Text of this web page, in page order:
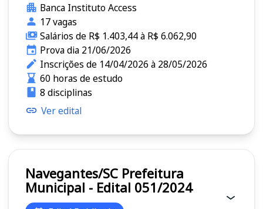
Banca Instituto Access
17 vagas
Salários de R$ 1.403,44 à R$ 6.062,90
Prova dia 21/06/2026
Inscrições de 14/04/2026 à 28/05/2026
60 horas de estudo
8 disciplinas
Ver edital
Navegantes/SC Prefeitura
Municipal - Edital 051/2024